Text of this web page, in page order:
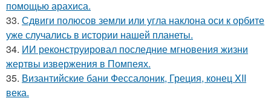
помощью арахиса.
33. Сдвиги полюсов земли или угла наклона оси к орбите
уже случались в истории нашей планеты.
34. ИИ реконструировал последние мгновения жизни
жертвы извержения в Помпеях.
35. Византийские бани Фессалоник, Греция, конец XII
века.